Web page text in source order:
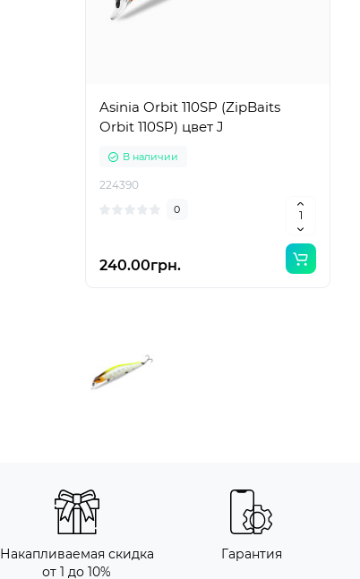
Asinia Orbit 110SP (ZipBaits
Orbit 110SP) цвет J
В наличии
224390
0
240.00грн.
Накапливаемая скидка
от 1 до 10%
Гарантия